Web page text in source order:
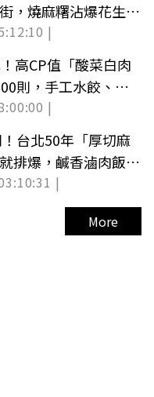
，燒麻糬沾爆花生粉
|
高CP值「酸菜白肉
則，手工水餃、捲
|
台北50年「厚切麻
排爆，鹹香滷肉飯連
|
More